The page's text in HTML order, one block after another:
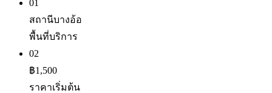
01
สถานีบางอ้อ
พื้นที่บริการ
02
฿1,500
ราคาเริ่มต้น